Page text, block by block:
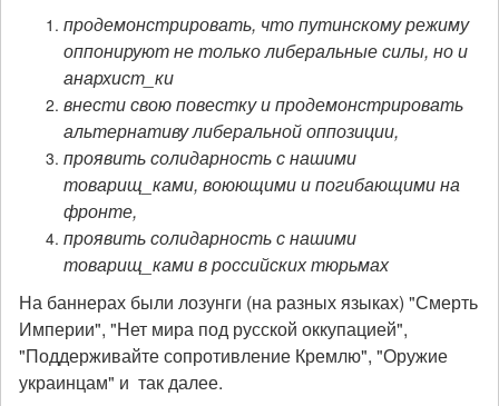
продемонстрировать, что путинскому режиму
оппонируют не только либеральные силы, но и
анархист_ки
внести свою повестку и продемонстрировать
альтернативу либеральной оппозиции,
проявить солидарность с нашими
товарищ_ками, воюющими и погибающими на
фронте,
проявить солидарность с нашими
товарищ_ками в российских тюрьмах
На баннерах были лозунги (на разных языках) "Смерть
Империи", "Нет мира под русской оккупацией",
"Поддерживайте сопротивление Кремлю", "Оружие
украинцам" и так далее.